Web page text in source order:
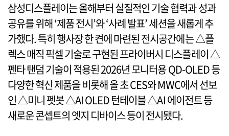
삼성디스플레이는 올해부터 실질적인 기술 협력과 성과
공유를 위해 ‘제품 전시’와 ‘사례 발표’ 세션을 새롭게 추
가했다. 특히 행사장 한 켠에 마련된 전시공간에는 △플
렉스 매직 픽셀 기술로 구현된 프라이버시 디스플레이 △
펜타 탠덤 기술이 적용된 2026년 모니터용 QD-OLED 등
다양한 혁신 제품을 비롯해 올 초 CES와 MWC에서 선보
인 △미니 펫봇 △AI OLED 턴테이블 △AI 에이전트 등
새로운 콘셉트의 엣지 디바이스 등이 전시됐다.